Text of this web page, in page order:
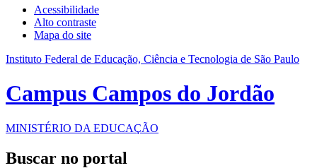
Acessibilidade
Alto contraste
Mapa do site
Instituto Federal de Educação, Ciência e Tecnologia de São Paulo
Campus Campos do Jordão
MINISTÉRIO DA EDUCAÇÃO
Buscar no portal